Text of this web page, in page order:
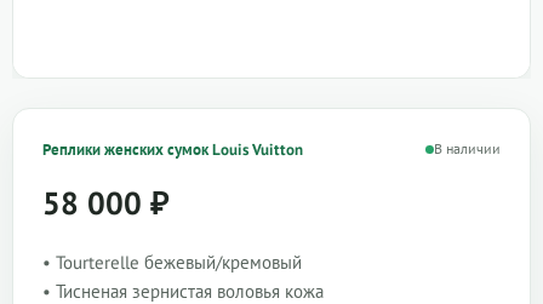
Реплики женских сумок Louis Vuitton В наличии
58 000 ₽
• Tourterelle бежевый/кремовый
• Тисненая зернистая воловья кожа